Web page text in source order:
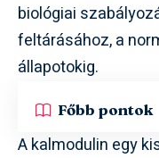
biológiai
feltárásához, a
állapotokig.
Főbb pontok
A kalmodulin egy